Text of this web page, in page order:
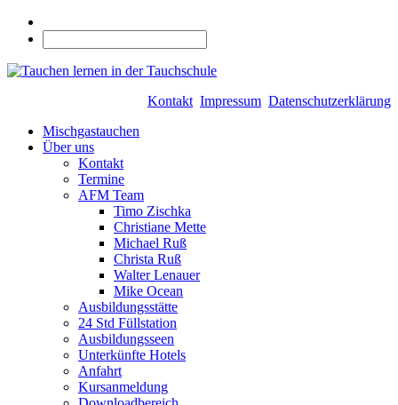
Kontakt Impressum Datenschutzerklärung
Mischgastauchen
Über uns
Kontakt
Termine
AFM Team
Timo Zischka
Christiane Mette
Michael Ruß
Christa Ruß
Walter Lenauer
Mike Ocean
Ausbildungsstätte
24 Std Füllstation
Ausbildungsseen
Unterkünfte Hotels
Anfahrt
Kursanmeldung